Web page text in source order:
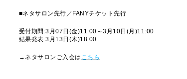
■ネタサロン先行／FANYチケット先行
受付期間:3月07日(金)11:00～3月10日(月)11:00
結果発表:3月13日(木)18:00
→ネタサロンご入会は こちら